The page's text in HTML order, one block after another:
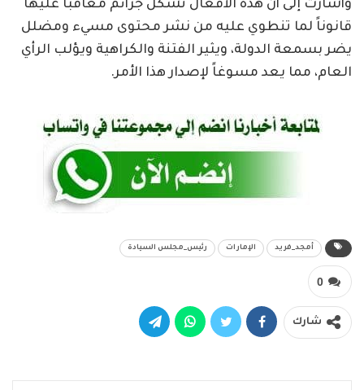
وأشارت إلى أن هذه الأفعال تشكل جرائم معاقباً عليها
قانوناً لما تنطوي عليه من نشر محتوى مسيء ومضلل
يضر بسمعة الدولة، ويثير الفتنة والكراهية ويؤلب الرأي
العام، مما يعد مسوغاً لإصدار هذا الأمر.
أمجد_فريد الإمارات رئيس_مجلس السيادة
0
شارك